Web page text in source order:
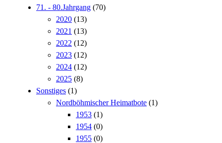
71. - 80.Jahrgang (70)
2020 (13)
2021 (13)
2022 (12)
2023 (12)
2024 (12)
2025 (8)
Sonstiges (1)
Nordböhmischer Heimatbote (1)
1953 (1)
1954 (0)
1955 (0)